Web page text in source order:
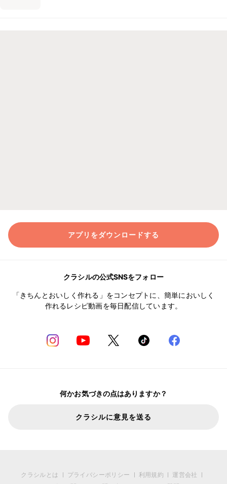
アプリをダウンロードする
クラシルの公式SNSをフォロー
「きちんとおいしく作れる」をコンセプトに、簡単においしく
作れるレシピ動画を毎日配信しています。
何かお気づきの点はありますか？
クラシルに意見を送る
クラシルとは プライバシーポリシー 利用規約
運営会社